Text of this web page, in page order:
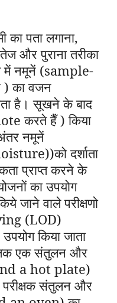
पता लगाना,
और पुराना तरीका
नमूनें (sample-
) का वजन
है। सूखने के बाद
करते हैँ ) किया
नमूनें
दर्शाता
प्राप्त करने के
का उपयोग
जाने वाले परीक्षणो
(LOD)
किया जाता
एक संतुलन और
a hot plate)
संतुलन और